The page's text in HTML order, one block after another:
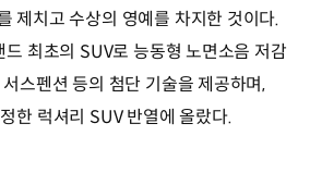
제치고 수상의 영예를 차지한 것이다.
최초의 SUV로 능동형 노면소음 저감
스펜션 등의 첨단 기술을 제공하며,
한 럭셔리 SUV 반열에 올랐다.